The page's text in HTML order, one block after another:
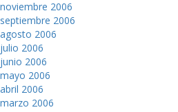
noviembre 2006
septiembre 2006
agosto 2006
julio 2006
junio 2006
mayo 2006
abril 2006
marzo 2006